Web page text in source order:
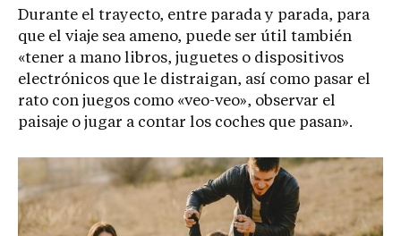
Durante el trayecto, entre parada y parada, para
que el viaje sea ameno, puede ser útil también
«tener a mano libros, juguetes o dispositivos
electrónicos que le distraigan, así como pasar el
rato con juegos como «veo-veo», observar el
paisaje o jugar a contar los coches que pasan».